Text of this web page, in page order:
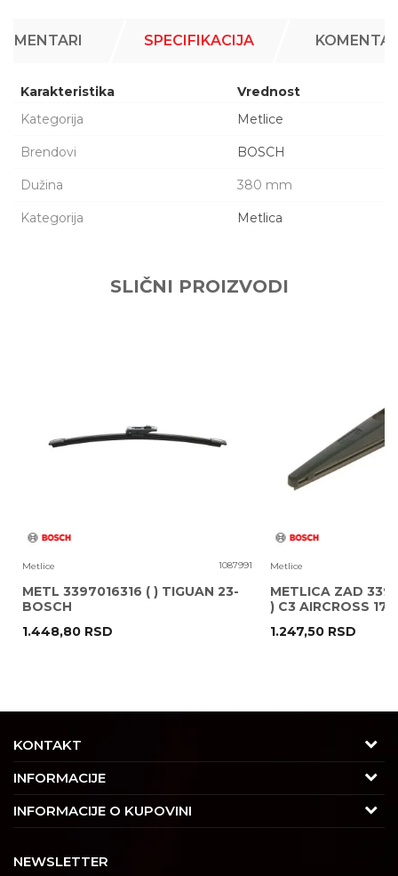
SPECIFIKACIJA
Karakteristika
Vrednost
Kategorija
Metlice
Brendovi BOSCH
Dužina 380 mm
Kategorija Metlica
POŠALJI
SLIČNI PROIZVODI
Metlice 1087991
METL 3397016316 ( ) TIGUAN 23-
BOSCH
1.448,80 RSD
Metlice
METLICA ZAD
) C3 AIRCROSS 17-
1.247,50 RSD
KONTAKT
Adresa
Trgovačka 7/2, Čukarica
11030 Beograd, Srbija
INFORMACIJE
O nama
Saradnja
INFORMACIJE O KUPOVINI
Izjava o privatnosti i sigurnosti podataka
NEWSLETTER